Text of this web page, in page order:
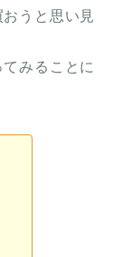
うと思い見
みることに